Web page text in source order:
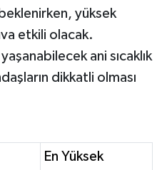
yüksek
etkili olacak.
ani sıcaklık
dikkatli olması
En Yüksek